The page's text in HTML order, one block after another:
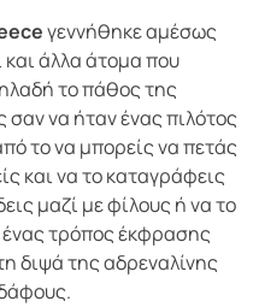
γεννήθηκε αμέσως
και άλλα άτομα που
το πάθος της
να ήταν ένας πιλότος
το να μπορείς να πετάς
και να το καταγράφεις
μαζί με φίλους ή να το
ένας τρόπος έκφρασης
διψά της αδρεναλίνης